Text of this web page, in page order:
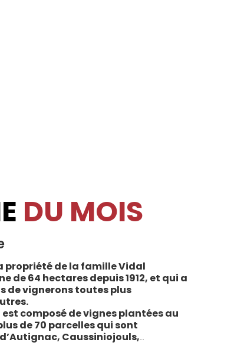
DU MOIS
propriété de la famille Vidal
de 64 hectares depuis 1912, et qui a
de vignerons toutes plus
composé de vignes plantées au
de 70 parcelles qui sont
Caussiniojouls,